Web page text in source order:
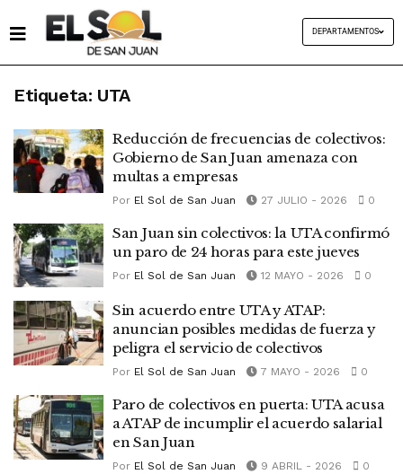
DEPARTAMENTOS
Etiqueta: UTA
Reducción de frecuencias de colectivos:
Gobierno de San Juan amenaza con
multas a empresas
Por El Sol de San Juan 27 JULIO - 2026 0
San Juan sin colectivos: la UTA confirmó
un paro de 24 horas para este jueves
Por El Sol de San Juan 12 MAYO - 2026 0
Sin acuerdo entre UTA y ATAP:
anuncian posibles medidas de fuerza y
peligra el servicio de colectivos
Por El Sol de San Juan 7 MAYO - 2026 0
Paro de colectivos en puerta: UTA acusa
a ATAP de incumplir el acuerdo salarial
en San Juan
Por El Sol de San Juan 9 ABRIL - 2026 0